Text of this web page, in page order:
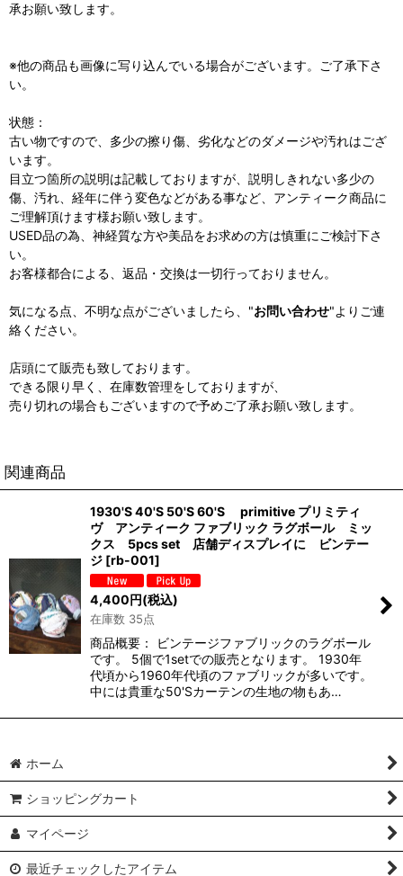
承お願い致します。
※他の商品も画像に写り込んでいる場合がございます。ご了承下さ
い。
状態：
古い物ですので、多少の擦り傷、劣化などのダメージや汚れはござ
います。
目立つ箇所の説明は記載しておりますが、説明しきれない多少の
傷、汚れ、経年に伴う変色などがある事など、アンティーク商品に
ご理解頂けます様お願い致します。
USED品の為、神経質な方や美品をお求めの方は慎重にご検討下さ
い。
お客様都合による、返品・交換は一切行っておりません。
気になる点、不明な点がございましたら、"お問い合わせ"よりご連
絡ください。
店頭にて販売も致しております。
できる限り早く、在庫数管理をしておりますが、
売り切れの場合もございますので予めご了承お願い致します。
関連商品
1930'S 40'S 50'S 60'S primitive プリミティ
ヴ アンティーク ファブリック ラグボール ミッ
クス 5pcs set 店舗ディスプレイに ビンテー
ジ [rb-001]
4,400円(税込)
在庫数 35点
商品概要： ビンテージファブリックのラグボール
です。 5個で1setでの販売となります。 1930年
代頃から1960年代頃のファブリックが多いです。
中には貴重な50'Sカーテンの生地の物もあ…
ホーム
ショッピングカート
マイページ
最近チェックしたアイテム